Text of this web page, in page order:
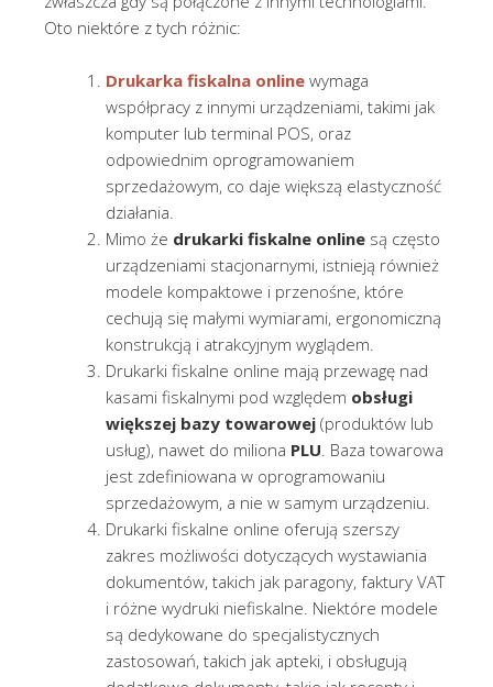
Oto niektóre z tych różnic:
Drukarka fiskalna online wymaga
współpracy z innymi urządzeniami, takimi jak
komputer lub terminal POS, oraz
odpowiednim oprogramowaniem
sprzedażowym, co daje większą elastyczność
działania.
Mimo że drukarki fiskalne online są często
urządzeniami stacjonarnymi, istnieją również
modele kompaktowe i przenośne, które
cechują się małymi wymiarami, ergonomiczną
konstrukcją i atrakcyjnym wyglądem.
Drukarki fiskalne online mają przewagę nad
kasami fiskalnymi pod względem obsługi
większej bazy towarowej (produktów lub
usług), nawet do miliona PLU. Baza towarowa
jest zdefiniowana w oprogramowaniu
sprzedażowym, a nie w samym urządzeniu.
Drukarki fiskalne online oferują szerszy
zakres możliwości dotyczących wystawiania
dokumentów, takich jak paragony, faktury VAT
i różne wydruki niefiskalne. Niektóre modele
są dedykowane do specjalistycznych
zastosowań, takich jak apteki, i obsługują